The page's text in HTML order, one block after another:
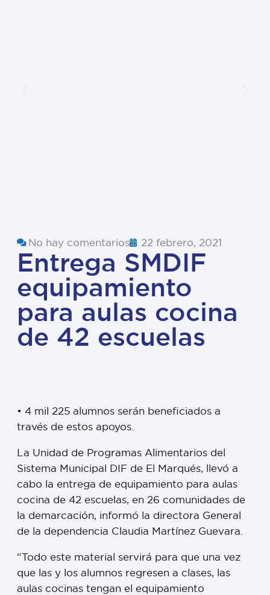
No hay comentarios 22 febrero, 2021
Entrega SMDIF
equipamiento
para aulas cocina
de 42 escuelas
• 4 mil 225 alumnos serán beneficiados a
través de estos apoyos.
La Unidad de Programas Alimentarios del
Sistema Municipal DIF de El Marqués, llevó a
cabo la entrega de equipamiento para aulas
cocina de 42 escuelas, en 26 comunidades de
la demarcación, informó la directora General
de la dependencia Claudia Martínez Guevara.
“Todo este material servirá para que una vez
que las y los alumnos regresen a clases, las
aulas cocinas tengan el equipamiento